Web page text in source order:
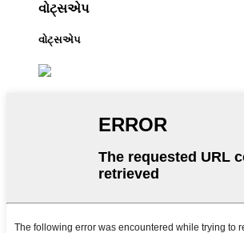
વોટ્સએપ
વોટ્સએપ